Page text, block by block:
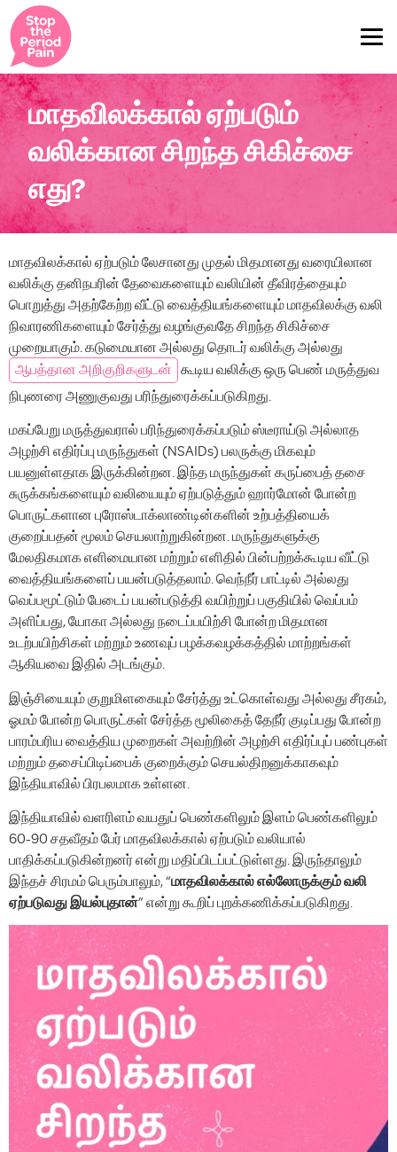
மாதவிலக்கால் ஏற்படும்
வலிக்கான சிறந்த சிகிச்சை
எது?
மாதவிலக்கால் ஏற்படும் லேசானது முதல் மிதமானது வரையிலான
வலிக்கு தனிநபரின் தேவைகளையும் வலியின் தீவிரத்தையும்
பொறுத்து அதற்கேற்ற வீட்டு வைத்தியங்களையும் மாதவிலக்கு வலி
நிவாரணிகளையும் சேர்த்து வழங்குவதே சிறந்த சிகிச்சை
முறையாகும். கடுமையான அல்லது தொடர் வலிக்கு அல்லது
ஆபத்தான அறிகுறிகளுடன் கூடிய வலிக்கு ஒரு பெண் மருத்துவ
நிபுணரை அணுகுவது பரிந்துரைக்கப்படுகிறது.
மகப்பேறு மருத்துவரால் பரிந்துரைக்கப்படும் ஸ்டீராய்டு அல்லாத
அழற்சி எதிர்ப்பு மருந்துகள் (NSAIDs) பலருக்கு மிகவும்
பயனுள்ளதாக இருக்கின்றன. இந்த மருந்துகள் கருப்பைத் தசை
சுருக்கங்களையும் வலியையும் ஏற்படுத்தும் ஹார்மோன் போன்ற
பொருட்களான புரோஸ்டாக்லாண்டின்களின் உற்பத்தியைக்
குறைப்பதன் மூலம் செயலாற்றுகின்றன. மருந்துகளுக்கு
மேலதிகமாக எளிமையான மற்றும் எளிதில் பின்பற்றக்கூடிய வீட்டு
வைத்தியங்களைப் பயன்படுத்தலாம். வெந்நீர் பாட்டில் அல்லது
வெப்பமூட்டும் பேடைப் பயன்படுத்தி வயிற்றுப் பகுதியில் வெப்பம்
அளிப்பது, யோகா அல்லது நடைப்பயிற்சி போன்ற மிதமான
உடற்பயிற்சிகள் மற்றும் உணவுப் பழக்கவழக்கத்தில் மாற்றங்கள்
ஆகியவை இதில் அடங்கும்.
இஞ்சியையும் குறுமிளகையும் சேர்த்து உட்கொள்வது அல்லது சீரகம்,
ஓமம் போன்ற பொருட்கள் சேர்த்த மூலிகைத் தேநீர் குடிப்பது போன்ற
பாரம்பரிய வைத்திய முறைகள் அவற்றின் அழற்சி எதிர்ப்புப் பண்புகள்
மற்றும் தசைப்பிடிப்பைக் குறைக்கும் செயல்திறனுக்காகவும்
இந்தியாவில் பிரபலமாக உள்ளன.
இந்தியாவில் வளரிளம் வயதுப் பெண்களிலும் இளம் பெண்களிலும்
60-90 சதவீதம் பேர் மாதவிலக்கால் ஏற்படும் வலியால்
பாதிக்கப்படுகின்றனர் என்று மதிப்பிடப்பட்டுள்ளது. இருந்தாலும்
இந்தச் சிரமம் பெரும்பாலும், “மாதவிலக்கால் எல்லோருக்கும் வலி
ஏற்படுவது இயல்புதான்” என்று கூறிப் புறக்கணிக்கப்படுகிறது.